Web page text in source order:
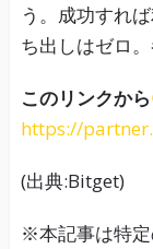
う。成功すれ
ち出しはゼロ
このリンクから
https://
(出典:Bitget)
※本記事は特